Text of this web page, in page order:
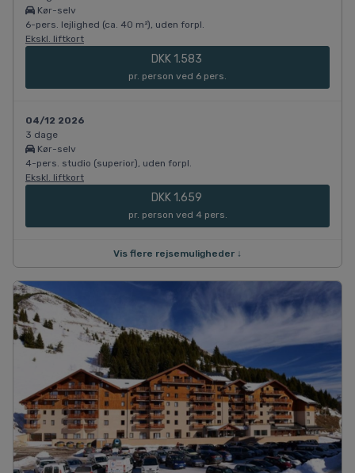
Kør-selv
6-pers. lejlighed (ca. 40 m²), uden forpl.
Ekskl. liftkort
DKK 1.583
pr. person ved 6 pers.
04/12 2026
3 dage
Kør-selv
4-pers. studio (superior), uden forpl.
Ekskl. liftkort
DKK 1.659
pr. person ved 4 pers.
Vis flere rejsemuligheder ↓